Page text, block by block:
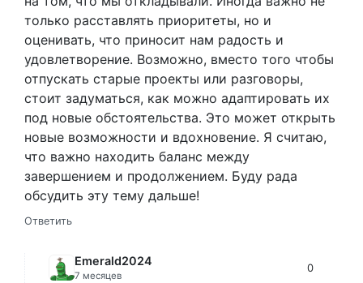
только расставлять приоритеты, но и
оценивать, что приносит нам радость и
удовлетворение. Возможно, вместо того чтобы
отпускать старые проекты или разговоры,
стоит задуматься, как можно адаптировать их
под новые обстоятельства. Это может открыть
новые возможности и вдохновение. Я считаю,
что важно находить баланс между
завершением и продолжением. Буду рада
обсудить эту тему дальше!
Ответить
Emerald2024
7 месяцев
0